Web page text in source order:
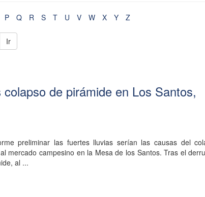
P Q R S T U V W X Y Z
Ir
de pirámide en Los Santos,
preliminar las fuertes lluvias serían las causas del
mercado campesino en la Mesa de los Santos. Tras el
al ...